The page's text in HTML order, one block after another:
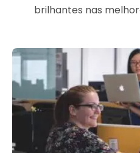
brilhantes nas